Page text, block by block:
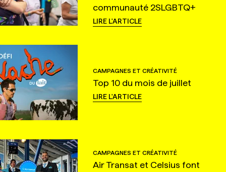
communauté 2SLGBTQ+
LIRE L'ARTICLE
CAMPAGNES ET CRÉATIVITÉ
Top 10 du mois de juillet
LIRE L'ARTICLE
CAMPAGNES ET CRÉATIVITÉ
Air Transat et Celsius font